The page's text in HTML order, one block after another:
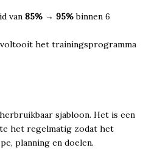
van 85% → 95%binnen 6
het trainingsprogramma
sjabloon. Het is een
het regelmatig zodat het
planning en doelen.